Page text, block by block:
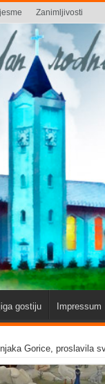
Zanimljivosti
gostiju Impressum
Gorice, proslavila